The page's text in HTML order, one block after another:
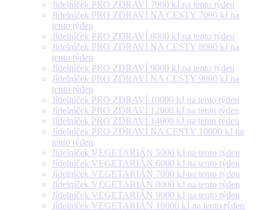
Jídelníček PRO ZDRAVÍ 7000 kJ na tento týden
Jídelníček PRO ZDRAVÍ NA CESTY 7000 kJ na
tento týden
Jídelníček PRO ZDRAVÍ 8000 kJ na tento týden
Jídelníček PRO ZDRAVÍ NA CESTY 8000 kJ na
tento týden
Jídelníček PRO ZDRAVÍ 9000 kJ na tento týden
Jídelníček PRO ZDRAVÍ NA CESTY 9000 kJ na
tento týden
Jídelníček PRO ZDRAVÍ 10000 kJ na tento týden
Jídelníček PRO ZDRAVÍ 12000 kJ na tento týden
Jídelníček PRO ZDRAVÍ 14000 kJ na tento týden
Jídelníček PRO ZDRAVÍ NA CESTY 10000 kJ na
tento týden
Jídelníček VEGETARIÁN 5000 kJ na tento týden
Jídelníček VEGETARIÁN 6000 kJ na tento týden
Jídelníček VEGETARIÁN 7000 kJ na tento týden
Jídelníček VEGETARIÁN 8000 kJ na tento týden
Jídelníček VEGETARIÁN 9000 kJ na tento týden
Jídelníček VEGETARIÁN 10000 kJ na tento týden